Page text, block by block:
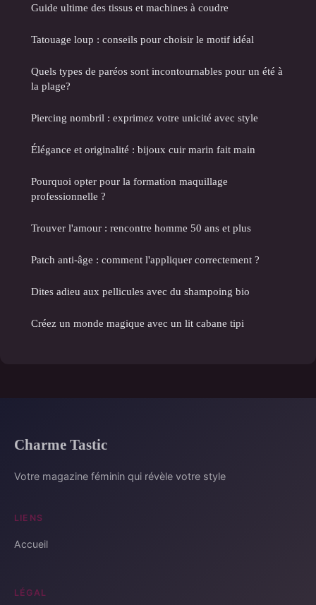
Guide ultime des tissus et machines à coudre
Tatouage loup : conseils pour choisir le motif idéal
Quels types de paréos sont incontournables pour un été à
la plage?
Piercing nombril : exprimez votre unicité avec style
Élégance et originalité : bijoux cuir marin fait main
Pourquoi opter pour la formation maquillage
professionnelle ?
Trouver l'amour : rencontre homme 50 ans et plus
Patch anti-âge : comment l'appliquer correctement ?
Dites adieu aux pellicules avec du shampoing bio
Créez un monde magique avec un lit cabane tipi
Charme Tastic
Votre magazine féminin qui révèle votre style
LIENS
Accueil
LÉGAL